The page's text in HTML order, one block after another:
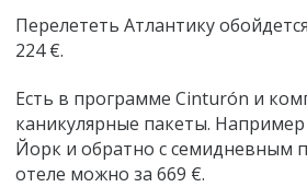
Перелететь Атлантику
224 €.
Есть в программе Cinturón и
каникулярные пакеты.
Йорк и обратно с семидневным
отеле можно за 669 €.